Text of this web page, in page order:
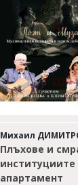
Михаил
Плъхове и
институциите
апартамент